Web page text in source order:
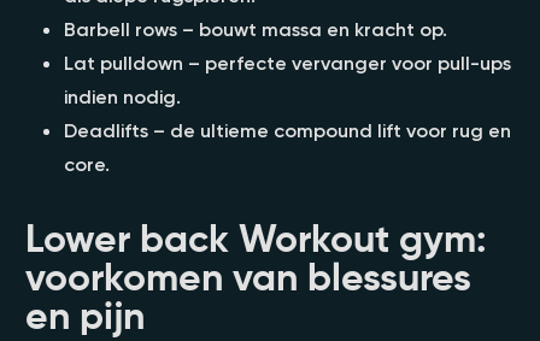
Barbell rows – bouwt massa en kracht op.
Lat pulldown – perfecte vervanger voor pull-ups
indien nodig.
Deadlifts – de ultieme compound lift voor rug en
core.
Lower back Workout gym:
voorkomen van blessures
en pijn